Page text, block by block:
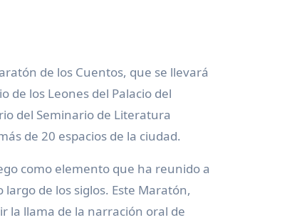
de los Leones del Palacio del
del Seminario de Literatura
de 20 espacios de la ciudad.
como elemento que ha reunido a
de los siglos. Este Maratón,
la llama de la narración oral de